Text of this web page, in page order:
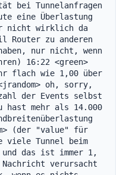
bei Tunnelanfragen
eine Überlastung
nicht wirklich da
Router zu anderen
nur nicht, wenn
16:22 <green>
flach wie 1,00 über
oh, sorry,
der Events selbst
mehr als 14.000
(der "value" für
Tunnel beim
und das ist immer 1,
verursacht